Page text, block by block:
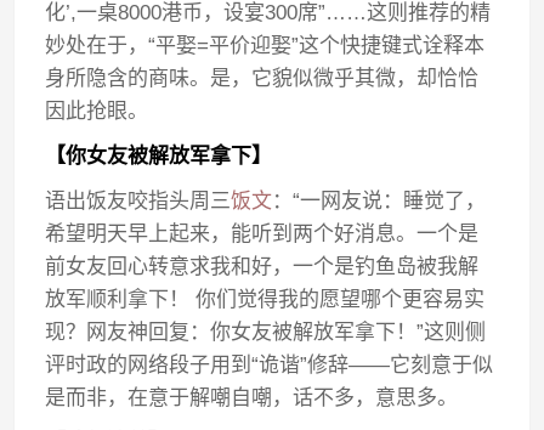
化’,一桌8000港币，设宴300席”……这则推荐的精
妙处在于，“平娶=平价迎娶”这个快捷键式诠释本
身所隐含的商味。是，它貌似微乎其微，却恰恰
因此抢眼。
【你女友被解放军拿下】
语出饭友咬指头周三饭文：“一网友说：睡觉了，
希望明天早上起来，能听到两个好消息。一个是
前女友回心转意求我和好，一个是钓鱼岛被我解
放军顺利拿下！ 你们觉得我的愿望哪个更容易实
现？网友神回复：你女友被解放军拿下！”这则侧
评时政的网络段子用到“诡谐”修辞——它刻意于似
是而非，在意于解嘲自嘲，话不多，意思多。